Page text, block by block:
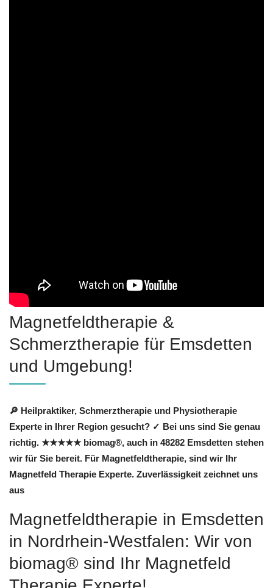
Magnetfeldtherapie &
Schmerztherapie für Emsdetten
und Umgebung!
🔎 Heilpraktiker, Schmerztherapie und Physiotherapie
Experte in Ihrer Region gesucht? ✓ Bei uns sind Sie genau
richtig. ★★★★★ biomag®, auch in 48282 Emsdetten stehen
wir für Sie bereit. Für Magnetfeldtherapie, sind wir Ihr
Magnetfeld Therapie Experte. Zuverlässigkeit zeichnet uns
aus
Magnetfeldtherapie in Emsdetten
in Nordrhein-Westfalen: Wir von
biomag® sind Ihr Magnetfeld